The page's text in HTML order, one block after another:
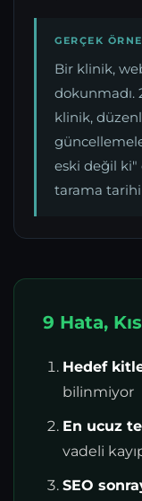
GERÇEK
Bir klinik,
dokunmadı.
klinik,
eski değil ki"
tarama tarihi
9 Hata,
Hedef
bilinmiyor
En ucuz
vadeli
SEO